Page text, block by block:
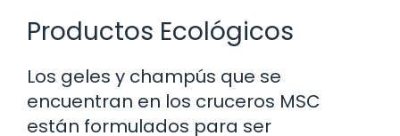
Productos Ecológicos
Los geles y champús que se
encuentran en los cruceros MSC
están formulados para ser